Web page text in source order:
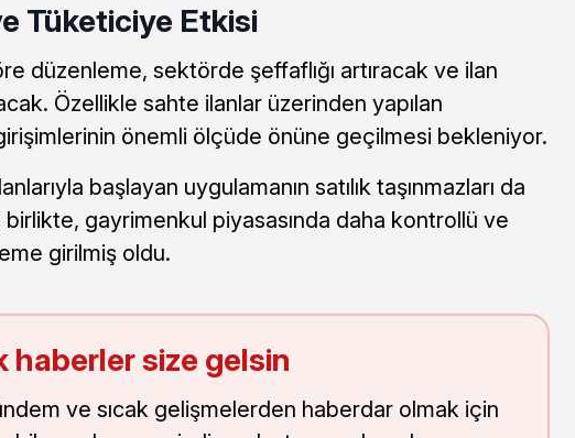
Tüketiciye Etkisi
düzenleme, sektörde şeffaflığı artıracak ve ilan
Özellikle sahte ilanlar üzerinden yapılan
girişimlerinin önemli ölçüde önüne geçilmesi bekleniyor.
başlayan uygulamanın satılık taşınmazları da
birlikte, gayrimenkul piyasasında daha kontrollü ve
girilmiş oldu.
haberler size gelsin
ve sıcak gelişmelerden haberdar olmak için